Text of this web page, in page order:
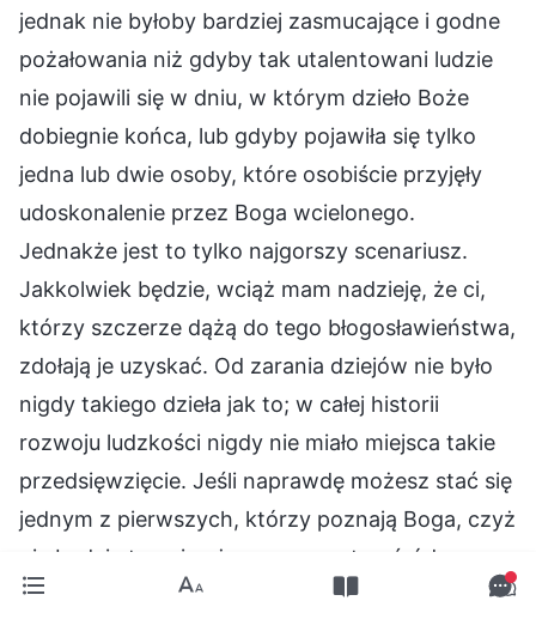
jednak nie byłoby bardziej zasmucające i godne
pożałowania niż gdyby tak utalentowani ludzie
nie pojawili się w dniu, w którym dzieło Boże
dobiegnie końca, lub gdyby pojawiła się tylko
jedna lub dwie osoby, które osobiście przyjęły
udoskonalenie przez Boga wcielonego.
Jednakże jest to tylko najgorszy scenariusz.
Jakkolwiek będzie, wciąż mam nadzieję, że ci,
którzy szczerze dążą do tego błogosławieństwa,
zdołają je uzyskać. Od zarania dziejów nie było
nigdy takiego dzieła jak to; w całej historii
rozwoju ludzkości nigdy nie miało miejsca takie
przedsięwzięcie. Jeśli naprawdę możesz stać się
jednym z pierwszych, którzy poznają Boga, czyż
nie będzie to najwyższy zaszczyt pośród
wszystkich istot stworzonych? Czy jakakolwiek